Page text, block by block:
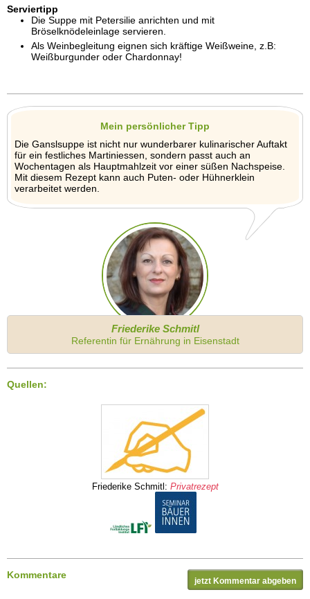
Serviertipp
Die Suppe mit Petersilie anrichten und mit
Bröselknödeleinlage servieren.
Als Weinbegleitung eignen sich kräftige Weißweine, z.B:
Weißburgunder oder Chardonnay!
Mein persönlicher Tipp
Die Ganslsuppe ist nicht nur wunderbarer kulinarischer Auftakt
für ein festliches Martiniessen, sondern passt auch an
Wochentagen als Hauptmahlzeit vor einer süßen Nachspeise.
Mit diesem Rezept kann auch Puten- oder Hühnerklein
verarbeitet werden.
Friederike Schmitl
Referentin für Ernährung in Eisenstadt
Quellen:
Friederike Schmitl: Privatrezept
jetzt Kommentar abgeben
Kommentare